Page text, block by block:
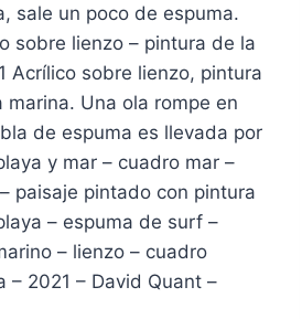
sale un poco de espuma.
sobre lienzo – pintura de la
Acrílico sobre lienzo, pintura
Una ola rompe en
de espuma es llevada por
y mar – cuadro mar –
paisaje pintado con pintura
– espuma de surf –
– lienzo – cuadro
– 2021 – David Quant –